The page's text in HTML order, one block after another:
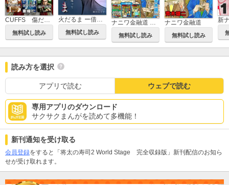
CUFFS 傷だらけの地図（豪華版）
無料試し読み
火だるま ー借金の生き地獄に陥ってー
無料試し読み
ナニワ金融道 超合本版
無料試し読み
ナニワ金融道
無料試し読み
新
読み方を選択
アプリで読む ウェブで読む
専用アプリのダウンロード
サクサクまんがを読めて多機能！
新刊通知を受け取る
会員登録をすると「将太の寿司2 World Stage 完全収録版」新刊配信のお知ら
せが受け取れます。